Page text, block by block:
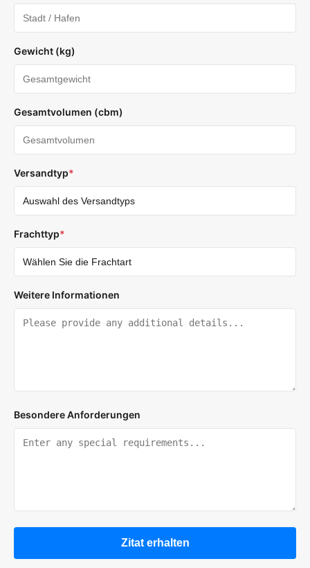
Gewicht (kg)
Gesamtvolumen (cbm)
Versandtyp*
Frachttyp*
Weitere Informationen
Besondere Anforderungen
Zitat erhalten